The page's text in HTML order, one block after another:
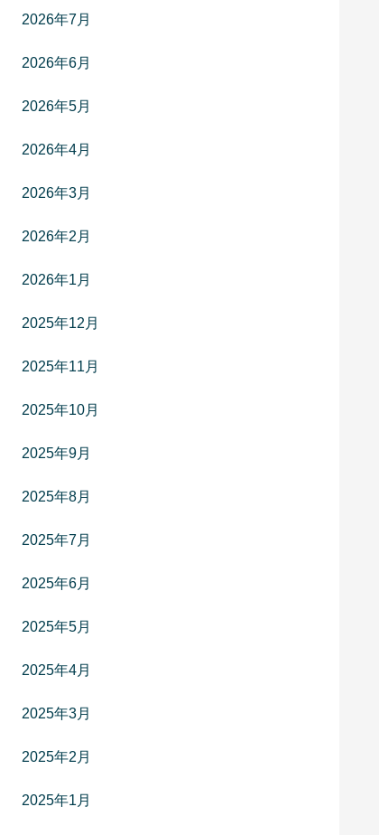
2026年7月
2026年6月
2026年5月
2026年4月
2026年3月
2026年2月
2026年1月
2025年12月
2025年11月
2025年10月
2025年9月
2025年8月
2025年7月
2025年6月
2025年5月
2025年4月
2025年3月
2025年2月
2025年1月